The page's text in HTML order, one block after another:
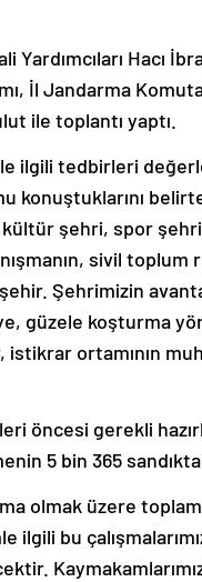
Hacı
İl Jandarma
ile toplantı yaptı.
ilgili tedbirleri
kültür şehri, spor
sivil toplum
Şehrimizin
güzele koşturma
istikrar ortamının
öncesi gerekli
5 bin 365
olmak üzere
ilgili bu